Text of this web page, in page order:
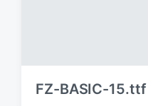
FZ-BASIC-15.ttf